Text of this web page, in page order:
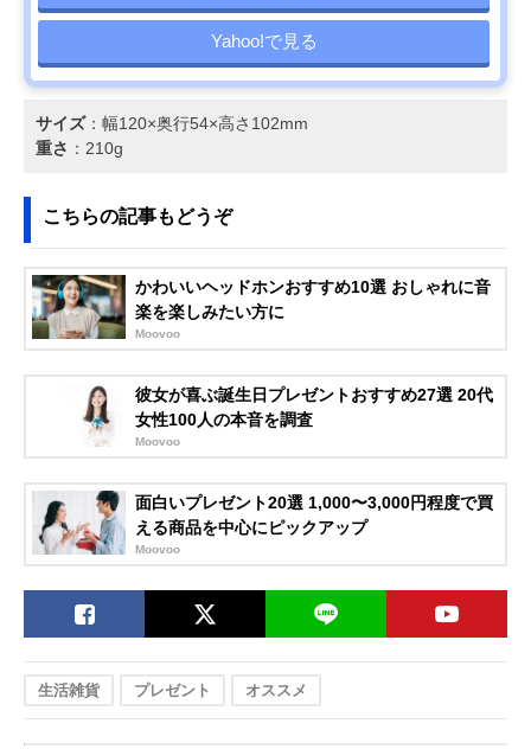
Yahoo!で見る
サイズ：幅120×奥行54×高さ102mm
重さ ：210g
こちらの記事もどうぞ
かわいいヘッドホンおすすめ10選 おしゃれに音
楽を楽しみたい方に
Moovoo
彼女が喜ぶ誕生日プレゼントおすすめ27選 20代
女性100人の本音を調査
Moovoo
面白いプレゼント20選 1,000〜3,000円程度で買
える商品を中心にピックアップ
Moovoo
生活雑貨 プレゼント オススメ